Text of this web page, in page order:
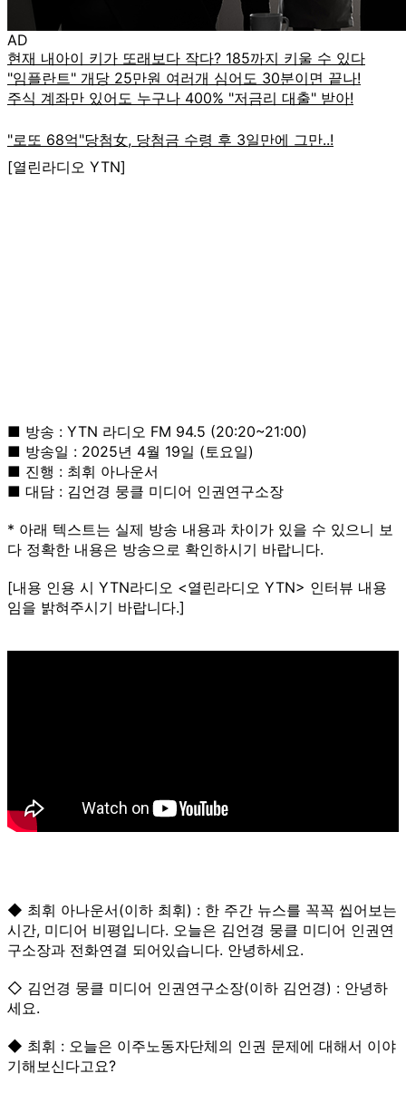
AD
[열린라디오 YTN]
■ 방송 : YTN 라디오 FM 94.5 (20:20~21:00)
■ 방송일 : 2025년 4월 19일 (토요일)
■ 진행 : 최휘 아나운서
■ 대담 : 김언경 뭉클 미디어 인권연구소장
* 아래 텍스트는 실제 방송 내용과 차이가 있을 수 있으니 보
다 정확한 내용은 방송으로 확인하시기 바랍니다.
[내용 인용 시 YTN라디오 <열린라디오 YTN> 인터뷰 내용
임을 밝혀주시기 바랍니다.]
◆ 최휘 아나운서(이하 최휘) : 한 주간 뉴스를 꼭꼭 씹어보는
시간, 미디어 비평입니다. 오늘은 김언경 뭉클 미디어 인권연
구소장과 전화연결 되어있습니다. 안녕하세요.
◇ 김언경 뭉클 미디어 인권연구소장(이하 김언경) : 안녕하
세요.
◆ 최휘 : 오늘은 이주노동자단체의 인권 문제에 대해서 이야
기해보신다고요?